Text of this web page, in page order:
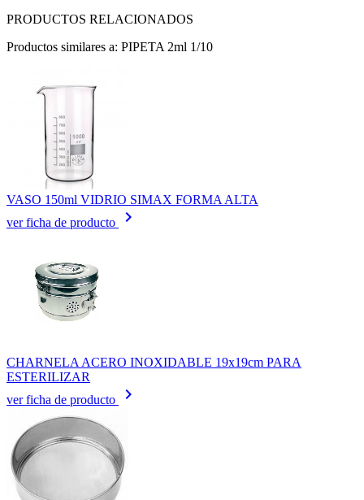
PRODUCTOS RELACIONADOS
Productos similares a: PIPETA 2ml 1/10
VASO 150ml VIDRIO SIMAX FORMA ALTA
ver ficha de producto
keyboard_arrow_right
CHARNELA ACERO INOXIDABLE 19x19cm PARA
ESTERILIZAR
ver ficha de producto
keyboard_arrow_right